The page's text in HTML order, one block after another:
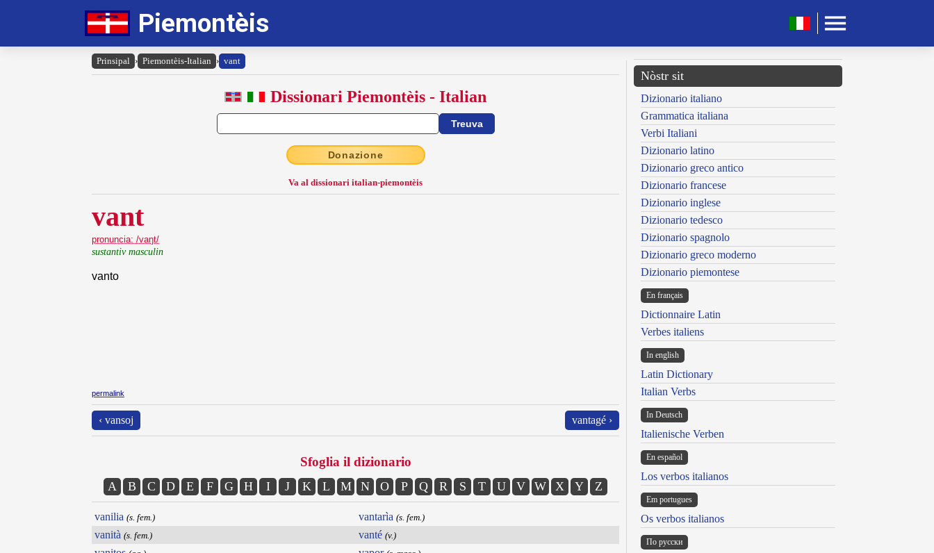
Piemontèis
Prinsipal › Piemontèis-Italian › vant
Dissionari Piemontèis - Italian
Donazione
Va al dissionari italian-piemontèis
vant
pronuncia: /vaŋt/
sustantiv masculin
vanto
permalink
‹ vansoj vantagé ›
Sfoglia il dizionario
A B C D E F G H I J K L M N O P Q R S T U V W X Y Z
vanilia (s. fem.)
vanità (s. fem.)
vantarìa (s. fem.)
vanté (v.)
Nòstr sit
Dizionario italiano
Grammatica italiana
Verbi Italiani
Dizionario latino
Dizionario greco antico
Dizionario francese
Dizionario inglese
Dizionario tedesco
Dizionario spagnolo
Dizionario greco moderno
Dizionario piemontese
En français
Dictionnaire Latin
Verbes italiens
In english
Latin Dictionary
Italian Verbs
In Deutsch
Italienische Verben
En español
Los verbos italianos
Em portugues
Os verbos italianos
По русски